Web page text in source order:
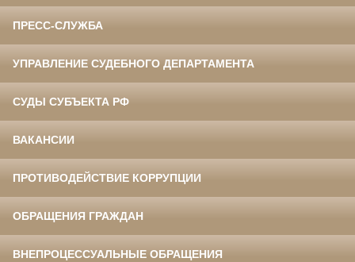
ПРЕСС-СЛУЖБА
УПРАВЛЕНИЕ СУДЕБНОГО ДЕПАРТАМЕНТА
СУДЫ СУБЪЕКТА РФ
ВАКАНСИИ
ПРОТИВОДЕЙСТВИЕ КОРРУПЦИИ
ОБРАЩЕНИЯ ГРАЖДАН
ВНЕПРОЦЕССУАЛЬНЫЕ ОБРАЩЕНИЯ